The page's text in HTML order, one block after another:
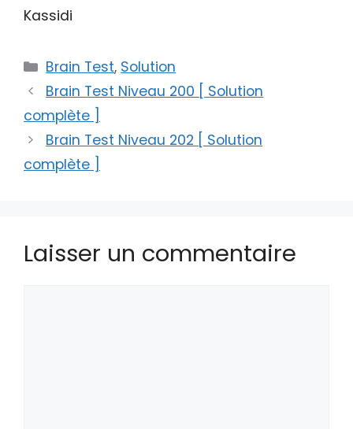
Kassidi
Catégories
Brain Test, Solution
Brain Test Niveau 200 [ Solution
complète ]
Brain Test Niveau 202 [ Solution
complète ]
Laisser un commentaire